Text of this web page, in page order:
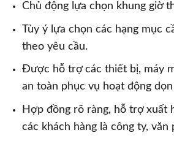
Chủ động lựa chọn khung giờ
Tùy ý lựa chọn các hạng mục
theo yêu cầu.
Được hỗ trợ các thiết bị, máy
an toàn phục vụ hoạt động dọn
Hợp đồng rõ ràng, hỗ trợ xuất
các khách hàng là công ty, văn